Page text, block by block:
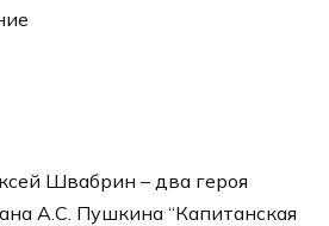
Швабрин – два героя
А.С. Пушкина “Капитанская